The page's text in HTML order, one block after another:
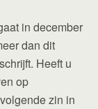
in december
dan dit
Heeft u
op
zin in